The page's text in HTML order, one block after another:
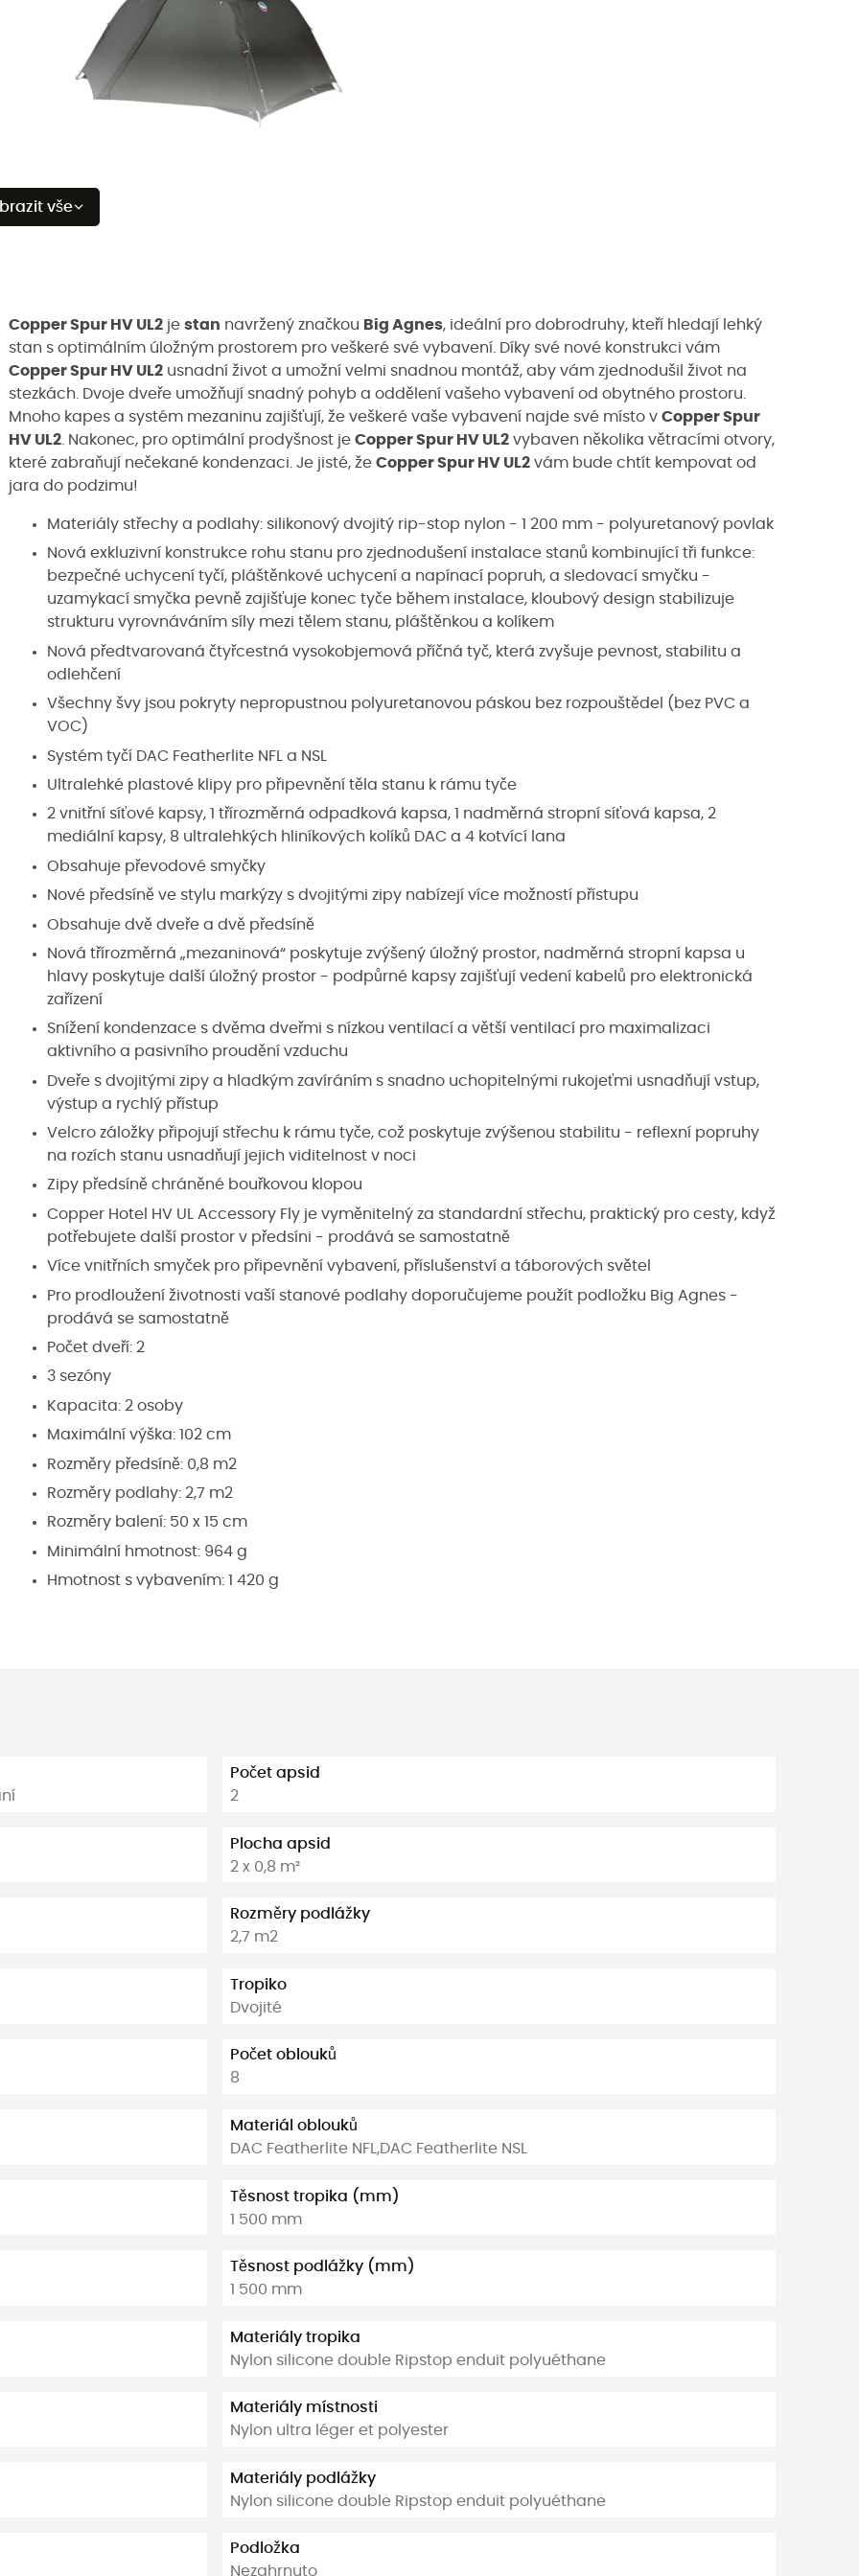
vše
Copper Spur HV UL2 je stan navržený značkou Big Agnes, ideální pro dobrodruhy, kteří hledají lehký
stan s optimálním úložným prostorem pro veškeré své vybavení. Díky své nové konstrukci vám
Copper Spur HV UL2 usnadní život a umožní velmi snadnou montáž, aby vám zjednodušil život na
stezkách. Dvoje dveře umožňují snadný pohyb a oddělení vašeho vybavení od obytného prostoru.
Mnoho kapes a systém mezaninu zajišťují, že veškeré vaše vybavení najde své místo v Copper Spur
HV UL2 . Nakonec, pro optimální prodyšnost je Copper Spur HV UL2 vybaven několika větracími otvory,
které zabraňují nečekané kondenzaci. Je jisté, že Copper Spur HV UL2 vám bude chtít kempovat od
jara do podzimu!
Materiály střechy a podlahy: silikonový dvojitý rip-stop nylon - 1 200 mm - polyuretanový povlak
Nová exkluzivní konstrukce rohu stanu pro zjednodušení instalace stanů kombinující tři funkce:
bezpečné uchycení tyčí, pláštěnkové uchycení a napínací popruh, a sledovací smyčku -
uzamykací smyčka pevně zajišťuje konec tyče během instalace, kloubový design stabilizuje
strukturu vyrovnáváním síly mezi tělem stanu, pláštěnkou a kolíkem
Nová předtvarovaná čtyřcestná vysokobjemová příčná tyč, která zvyšuje pevnost, stabilitu a
odlehčení
Všechny švy jsou pokryty nepropustnou polyuretanovou páskou bez rozpouštědel (bez PVC a
VOC)
Systém tyčí DAC Featherlite NFL a NSL
Ultralehké plastové klipy pro připevnění těla stanu k rámu tyče
2 vnitřní síťové kapsy, 1 třírozměrná odpadková kapsa, 1 nadměrná stropní síťová kapsa, 2
mediální kapsy, 8 ultralehkých hliníkových kolíků DAC a 4 kotvící lana
Obsahuje převodové smyčky
Nové předsíně ve stylu markýzy s dvojitými zipy nabízejí více možností přístupu
Obsahuje dvě dveře a dvě předsíně
Nová třírozměrná „mezaninová“ poskytuje zvýšený úložný prostor, nadměrná stropní kapsa u
hlavy poskytuje další úložný prostor - podpůrné kapsy zajišťují vedení kabelů pro elektronická
zařízení
Snížení kondenzace s dvěma dveřmi s nízkou ventilací a větší ventilací pro maximalizaci
aktivního a pasivního proudění vzduchu
Dveře s dvojitými zipy a hladkým zavíráním s snadno uchopitelnými rukojeťmi usnadňují vstup,
výstup a rychlý přístup
Velcro záložky připojují střechu k rámu tyče, což poskytuje zvýšenou stabilitu - reflexní popruhy
na rozích stanu usnadňují jejich viditelnost v noci
Zipy předsíně chráněné bouřkovou klopou
Copper Hotel HV UL Accessory Fly je vyměnitelný za standardní střechu, praktický pro cesty, když
potřebujete další prostor v předsíni - prodává se samostatně
Více vnitřních smyček pro připevnění vybavení, příslušenství a táborových světel
Pro prodloužení životnosti vaší stanové podlahy doporučujeme použít podložku Big Agnes -
prodává se samostatně
Počet dveří: 2
3 sezóny
Kapacita: 2 osoby
Maximální výška: 102 cm
Rozměry předsíně: 0,8 m2
Rozměry podlahy: 2,7 m2
Rozměry balení: 50 x 15 cm
Minimální hmotnost: 964 g
Hmotnost s vybavením: 1 420 g
Počet apsid
2
Plocha apsid
2 x 0,8 m²
Rozměry podlážky
2,7 m2
Tropiko
Dvojité
Počet oblouků
8
Materiál oblouků
DAC Featherlite NFL,DAC Featherlite NSL
Těsnost tropika (mm)
1 500 mm
Těsnost podlážky (mm)
1 500 mm
Materiály tropika
Nylon silicone double Ripstop enduit polyuéthane
Materiály místnosti
Nylon ultra léger et polyester
Materiály podlážky
Nylon silicone double Ripstop enduit polyuéthane
Podložka
Nezahrnuto